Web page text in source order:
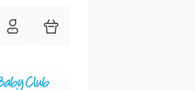
HiPP Mein Babyclub
Warenkorb